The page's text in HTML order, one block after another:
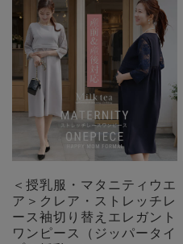
＜授乳服・マタニティウエ
ア＞クレア・ストレッチレ
ース袖切り替えエレガント
ワンピース（ジッパータイ